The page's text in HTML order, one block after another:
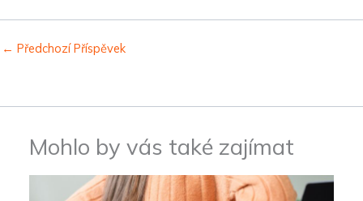
← Předchozí Příspěvek
Mohlo by vás také zajímat